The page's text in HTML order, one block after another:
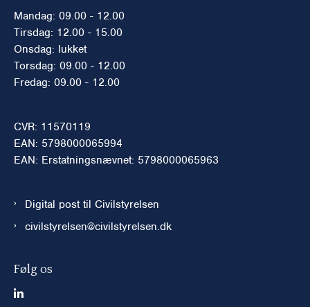
Mandag: 09.00 - 12.00
Tirsdag: 12.00 - 15.00
Onsdag: lukket
Torsdag: 09.00 - 12.00
Fredag: 09.00 - 12.00
CVR: 11570119
EAN: 5798000065994
EAN: Erstatningsnævnet: 5798000065963
Digital post til Civilstyrelsen
civilstyrelsen@civilstyrelsen.dk
Følg os